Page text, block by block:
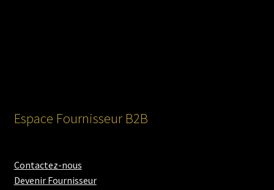
Espace Fournisseur B2B
Contactez-nous
Devenir Fournisseur